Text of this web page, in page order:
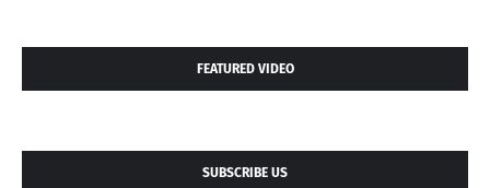
FEATURED VIDEO
SUBSCRIBE US